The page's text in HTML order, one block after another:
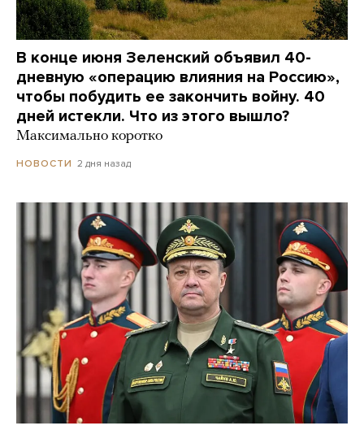
В конце июня Зеленский объявил 40-
дневную «операцию влияния на Россию»,
чтобы побудить ее закончить войну. 40
дней истекли. Что из этого вышло?
Максимально коротко
НОВОСТИ 2 дня назад